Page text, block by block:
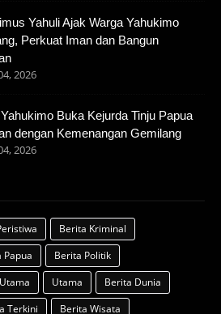
Yahuli Ajak Warga Yahukimo
Perkuat Iman dan Bangun
2026
Buka Kejurda Tinju Papua
dengan Kemenangan Gemilang
2026
Berita Kriminal
Papua
Berita Politik
Utama
Berita Dunia
Terkini Berita Wisata